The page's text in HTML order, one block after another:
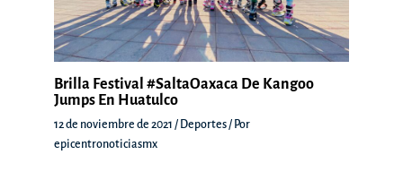
Brilla Festival #SaltaOaxaca De Kangoo
Jumps En Huatulco
12 de noviembre de 2021 / Deportes/ Por
epicentronoticiasmx